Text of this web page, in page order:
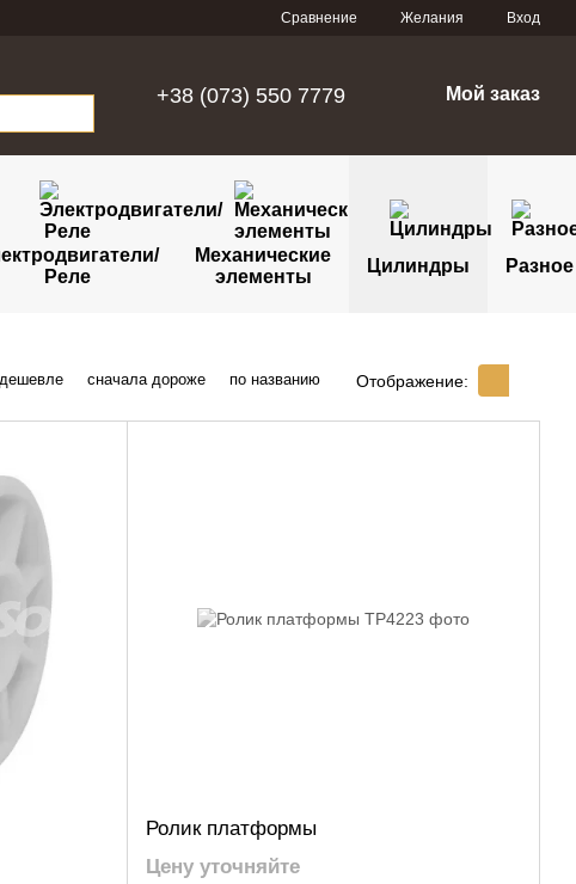
Сравнение Желания Вход
+38 (073) 550 7779 Мой заказ
Реле
Механические
элементы
Цилиндры Разное
сначала дороже по названию Отображение:
Ролик платформы
Цену уточняйте